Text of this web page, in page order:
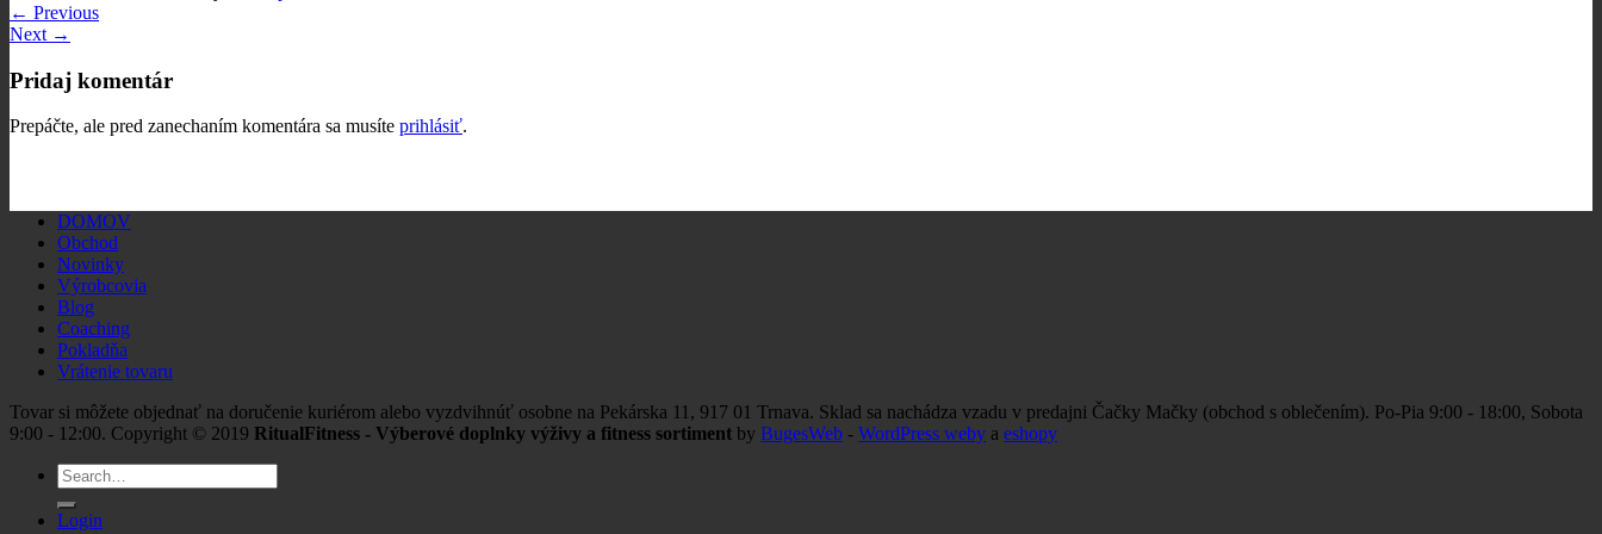
← Previous
Next →
Pridaj komentár
Prepáčte, ale pred zanechaním komentára sa musíte prihlásiť.
DOMOV
Obchod
Novinky
Výrobcovia
Blog
Coaching
Pokladňa
Vrátenie tovaru
Tovar si môžete objednať na doručenie kuriérom alebo vyzdvihnúť osobne na Pekárska 11, 917 01 Trnava. Sklad sa nachádza vzadu v predajni Čačky Mačky (obchod s oblečením). Po-Pia 9:00 - 18:00, Sobota
9:00 - 12:00. Copyright © 2019 RitualFitness - Výberové doplnky výživy a fitness sortiment by BugesWeb - WordPress weby a eshopy
Search
for:
Login